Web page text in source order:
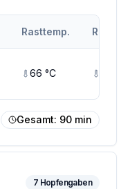
Rasttemp.
66 °C
Gesamt: 90 min
7 Hopfengaben